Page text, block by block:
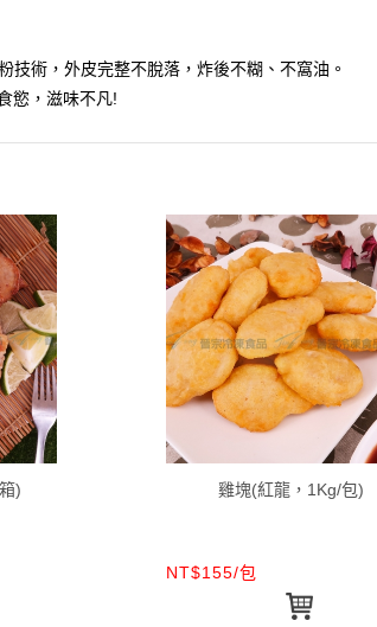
術，外皮完整不脫落，炸後不糊、不窩油。
慾，滋味不凡!
) 雞塊(紅龍，1Kg/包)
NT$155/包